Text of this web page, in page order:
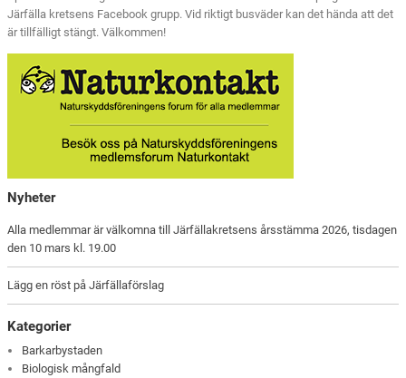
Järfälla kretsens Facebook grupp. Vid riktigt busväder kan det hända att det
är tillfälligt stängt. Välkommen!
Nyheter
Alla medlemmar är välkomna till Järfällakretsens årsstämma 2026, tisdagen
den 10 mars kl. 19.00
Lägg en röst på Järfällaförslag
Kategorier
Barkarbystaden
Biologisk mångfald